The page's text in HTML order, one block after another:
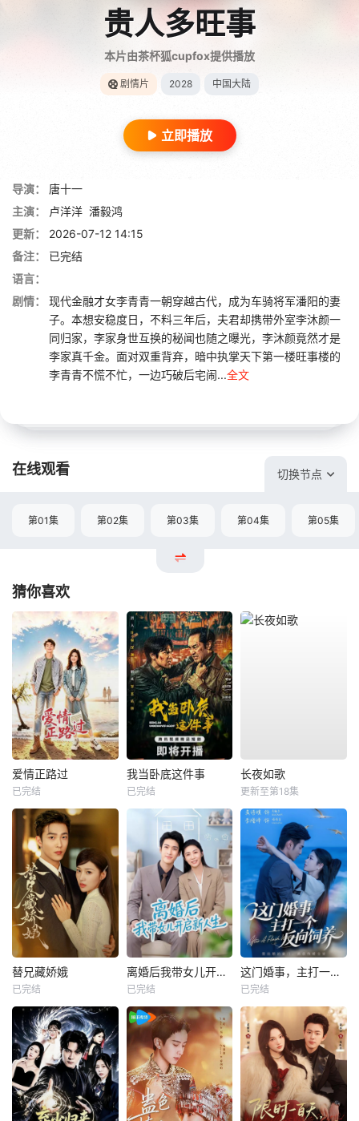
贵人多旺事
本片由茶杯狐cupfox提供播放
剧情片 2028 中国大陆
立即播放
导演：
唐十一
主演：
卢洋洋 潘毅鸿
更新：
2026-07-12 14:15
备注：
已完结
语言：
剧情：
现代金融才女李青青一朝穿越古代，成为车骑将军潘阳的妻
子。本想安稳度日，不料三年后，夫君却携带外室李沐颜一
同归家，李家身世互换的秘闻也随之曝光，李沐颜竟然才是
李家真千金。面对双重背弃，暗中执掌天下第一楼旺事楼的
李青青不慌不忙，一边巧破后宅闹...全文
在线观看 切换节点
第01集 第02集 第03集 第04集 第05集
猜你喜欢
爱情正路过
已完结
我当卧底这件事
已完结
长夜如歌
更新至第18集
替兄藏娇娥
已完结
离婚后我带女儿开启新人生
已完结
这门婚事，主打一个反向饲养
已完结